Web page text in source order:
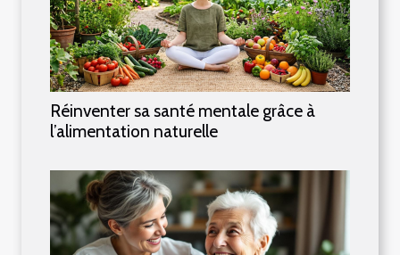
Réinventer sa santé mentale grâce à
l’alimentation naturelle